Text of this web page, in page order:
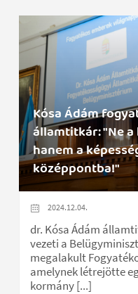
Kósa Ádám
államtitkár: "Ne
hanem a
középpontba!"
2024.12.04.
dr. Kósa Ádám
vezeti a
megalakult
amelynek létrejötte
kormány [...]